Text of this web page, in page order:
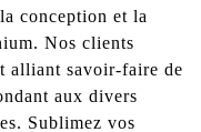
conception et la
Nos clients
alliant savoir-faire de
aux divers
Sublimez vos